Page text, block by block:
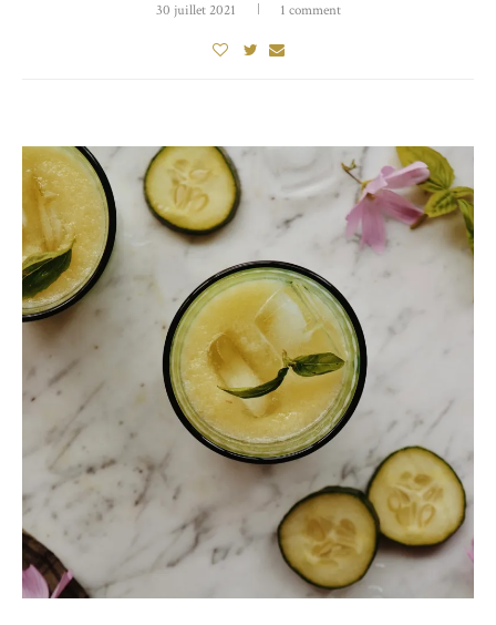
30 juillet 2021 1 comment